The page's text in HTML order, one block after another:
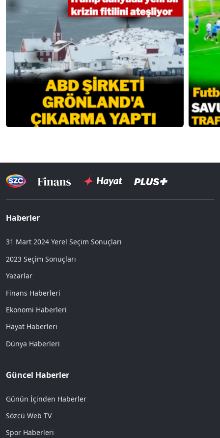
Haberler
31 Mart 2024 Yerel Seçim Sonuçları
2023 Seçim Sonuçları
Yazarlar
Finans Haberleri
Ekonomi Haberleri
Hayat Haberleri
Dünya Haberleri
Güncel Haberler
Günün İçinden Haberler
Sözcü Web TV
Spor Haberleri